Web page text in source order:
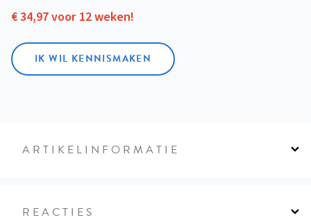
€ 34,97 voor 12 weken!
IK WIL KENNISMAKEN
ARTIKELINFORMATIE
REACTIES